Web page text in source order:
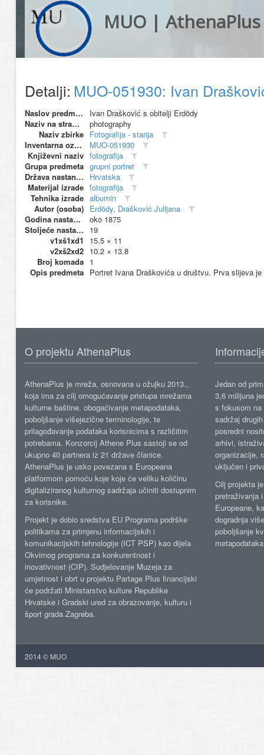
MUO | AthenaPlus
Detalji: MUO-051930: Ivan
Naslov predmeta
Ivan Drašković s obitelji Erdödy
Naziv na stranom jeziku
photography
Naziv zbirke Fotografija - starija
Inventarna oznaka
MUO-051930
Književni naziv fotografija
Grupa predmeta grupni portret
Država nastanka
Hrvatska
Materijal izrade fotografija
Tehnika izrade albumin
Autor (osoba) Erdödy, Drašković Julijana
Godina nastanka
oko 1875
Stoljeće nastanka
19
v1xš1xd1
15.5 × 11
v2xš2xd2 10.2 × 13.8
Broj komada 1
Opis predmeta Portret Ivana Draškovića u društvu. Prva slijeva
O projektu AthenaPlus
AthenaPlus je mreža, osnovana u ožujku 2013.,
koja ima za cilj omogućavanje pristupa mrežama
kulturne baštine, obogaćivanje metapodataka,
poboljšanje višejezične terminologije, te
prilagođavanje podataka korisnicima s različitim
potrebama. Konzorcij Athene Plus sastoji se od
ukupno 40 partnera iz 21 države članice.
AthenaPlus je usko povezana s Europeana
platformom pomoću koje koje će veliku količinu
digitaliziranog kulturnog sadržaja učiniti dostupnim
za korisnike.
Projekt je dobio sredstva EU Programa podrške
politikama za primjenu informacijskih i
komunikacijskih tehnologije (ICT PSP) kao dijela
Okvirnog programa za konkurentnost i
inovativnost (CIP). Sudjelovanje Muzeja za
umjetnost i obrt u projektu Partage Plus financijski
će podržati Ministarstvo kulture Republike
Hrvatske i Gradski ured za obrazovanje, kulturu i
šport grada Zagreba.
Jedan od
3,6 milijuna
s fokusom
sadržaj
posredni
arhivi,
organizacije,
uključen i
Cilj projekta
pretraživanja
Europeane,
dogradnja
poboljšanje
2014 © MUO